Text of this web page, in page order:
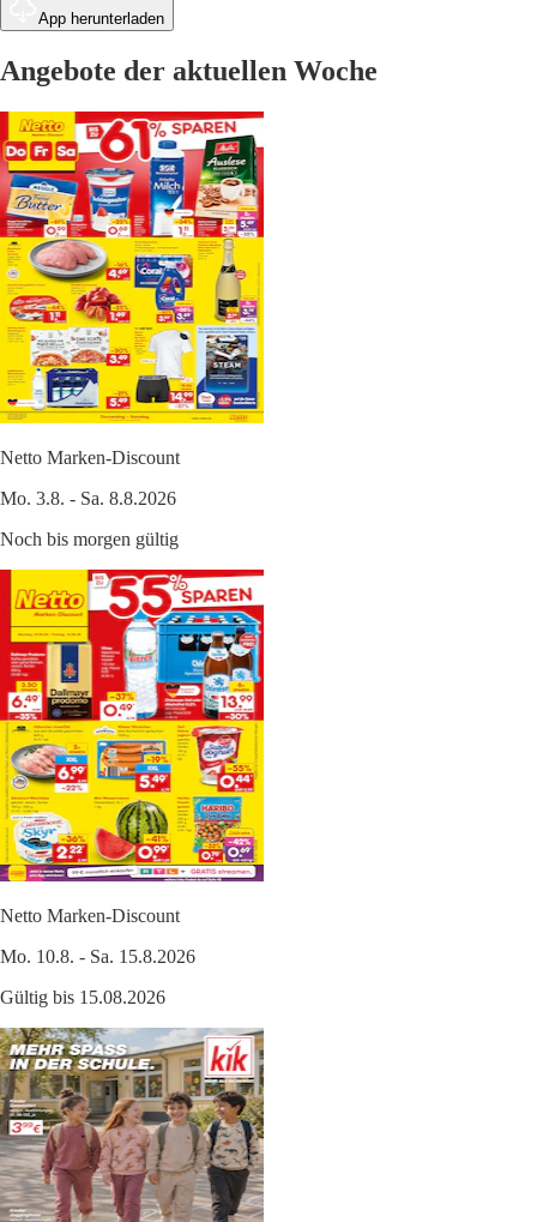
App herunterladen
Angebote der aktuellen Woche
Netto Marken-Discount
Mo. 3.8. - Sa. 8.8.2026
Noch bis morgen gültig
Netto Marken-Discount
Mo. 10.8. - Sa. 15.8.2026
Gültig bis 15.08.2026